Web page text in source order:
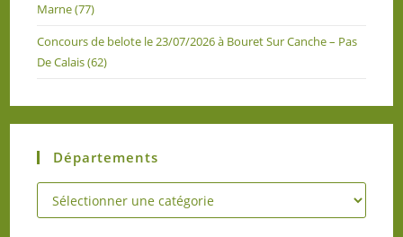
Marne (77)
Concours de belote le 23/07/2026 à Bouret Sur Canche – Pas
De Calais (62)
Départements